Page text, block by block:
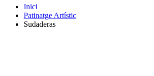
Inici
Patinatge Artístic
Sudaderas